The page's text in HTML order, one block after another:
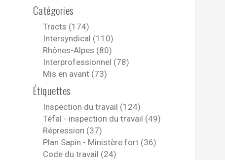
:Catégories
Tracts (174)
Intersyndical (110)
Rhônes-Alpes (80)
Interprofessionnel (78)
Mis en avant (73)
Étiquettes
Inspection du travail (124)
Téfal - inspection du travail (49)
Répression (37)
Plan Sapin - Ministère fort (36)
Code du travail (24)